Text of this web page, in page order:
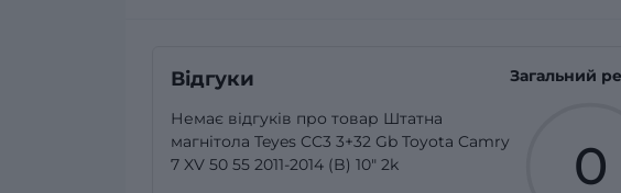
Відгуки
Немає відгуків про товар Штатна
магнітола Teyes CC3 3+32 Gb Toyota Camry
7 XV 50 55 2011-2014 (B) 10" 2k
Загальний
0